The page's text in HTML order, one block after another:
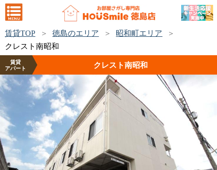
賃貸TOP 徳島のエリア
昭和町エリア
クレスト南昭和
賃貸
アパート
クレスト南昭和